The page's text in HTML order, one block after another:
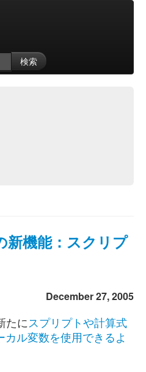
検索
新機能：スクリプ
December 27, 2005
たにスプリプトや計算式
ル変数を使用できるよ